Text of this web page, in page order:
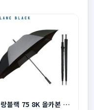
블랑블랙 75 8K 올카본 프리미엄 초경량 골프 장우...